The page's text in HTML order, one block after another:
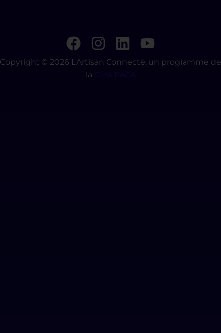
Copyright © 2026 L'Artisan Connecté, un programme de
la CMA PACA